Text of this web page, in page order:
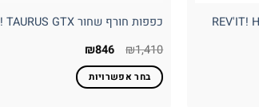
כפפות חורף שחור REVIT! TAURUS GTX
₪1,410 המחיר
היה:
₪1,410.
₪846
הוא:
₪846. בחר אפשרויות